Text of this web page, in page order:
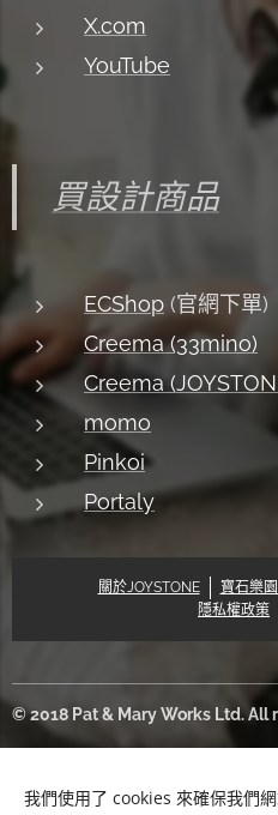
X.com
YouTube
買設計商品
ECShop (官網下單)
Creema (33mino)
Creema
momo
Pinkoi
Portaly
關於JOYSTONE 寶石樂
隱私權政策
© 2018 Pat & Mary Works Ltd. All
中文 (繁體)
English
我們使用了 cookies 來確保我們